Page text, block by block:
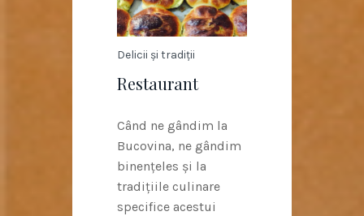
Delicii și tradiții
Restaurant
Când ne gândim la
Bucovina, ne gândim
binențeles și la
tradițiile culinare
specifice acestui